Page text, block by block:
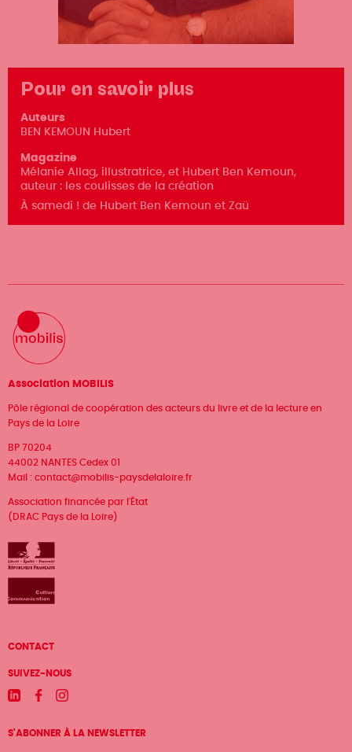
Pour en savoir plus
Auteurs
BEN KEMOUN Hubert
Magazine
Mélanie Allag, illustratrice, et Hubert Ben Kemoun,
auteur : les coulisses de la création
À samedi ! de Hubert Ben Kemoun et Zaü
Association MOBILIS
Pôle régional de coopération des acteurs du livre et de la lecture en
Pays de la Loire
BP 70204
44002 NANTES Cedex 01
Mail : contact@mobilis-paysdelaloire.fr
Association financée par l'État
(DRAC Pays de la Loire)
Menu
Pied
de
page
CONTACT
SUIVEZ-NOUS
LinkedinFacebookInstagram
S'ABONNER À LA NEWSLETTER